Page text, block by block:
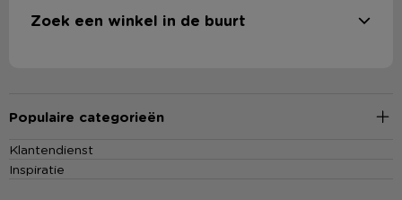
Zoek een winkel in de buurt
Populaire categorieën
Klantendienst
Inspiratie